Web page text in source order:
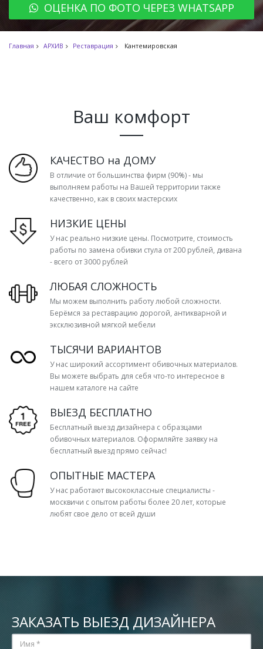
ОЦЕНКА ПО ФОТО ЧЕРЕЗ WHATSAPP
Главная АРХИВ Реставрация Кантемировская
Ваш комфорт
КАЧЕСТВО на ДОМУ
В отличие от большинства фирм (90%) - мы
выполняем работы на Вашей территории также
качественно, как в своих мастерских
НИЗКИЕ ЦЕНЫ
У нас реально низкие цены. Посмотрите, стоимость
работы по замена обивки стула от 200 рублей, дивана
- всего от 3000 рублей
ЛЮБАЯ СЛОЖНОСТЬ
Мы можем выполнить работу любой сложности.
Берёмся за реставрацию дорогой, антикварной и
эксклюзивной мягкой мебели
ТЫСЯЧИ ВАРИАНТОВ
У нас широкий ассортимент обивочных материалов.
Вы можете выбрать для себя что-то интересное в
нашем каталоге на сайте
ВЫЕЗД БЕСПЛАТНО
Бесплатный выезд дизайнера с образцами
обивочных материалов. Оформляйте заявку на
бесплатный выезд прямо сейчас!
ОПЫТНЫЕ МАСТЕРА
У нас работают высококлассные специалисты -
москвичи с опытом работы более 20 лет, которые
любят свое дело от всей души
ЗАКАЗАТЬ ВЫЕЗД ДИЗАЙНЕРА